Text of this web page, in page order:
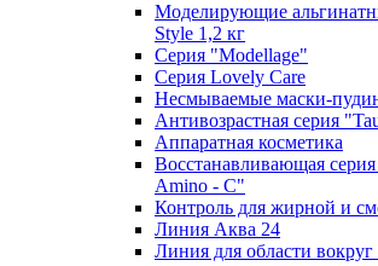
Моделирующие
Style 1,2 кг
Серия "Modellage"
Cерия Lovely Care
Несмываемые маски-
Антивозрастная серия
Аппаратная косметика
Восстанавливающая
Amino - C"
Контроль для жирной и
Линия Аква 24
Линия для области вокруг